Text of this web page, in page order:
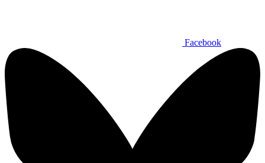
Facebook